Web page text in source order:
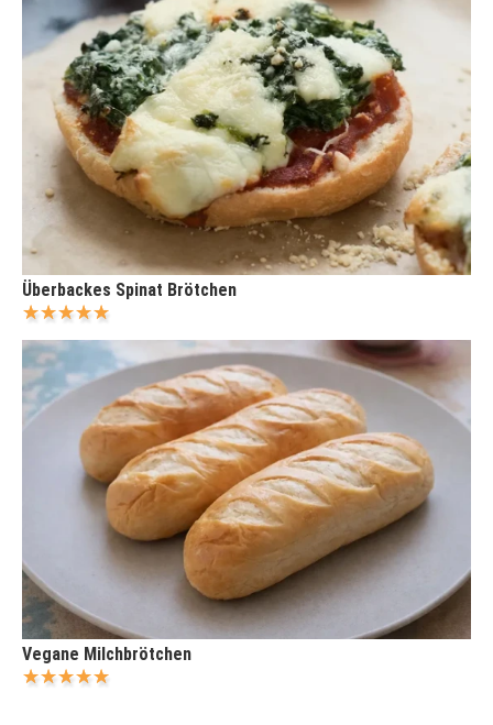
Überbackes Spinat Brötchen
Vegane Milchbrötchen